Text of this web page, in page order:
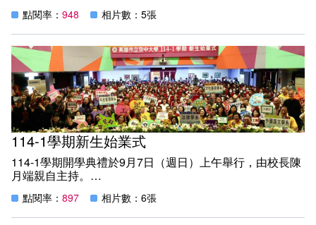
德斯基進行曲》展現亮眼實力，孩子們合奏整齊、音色明
下午的舞台屬於青春能量。小港高中熱音社、吉他社以〈床
母記號〉與〈偷偷愛〉掀起全場節奏感最強的一波，觀眾紛
紛舉起手機捕捉音浪瞬間。
今年音樂會一大亮點是校友返校獻藝。外文系歌唱冠軍、金
鐘主持人獎的傑出校友吳正鎮，以〈You Raise Me Up〉獻
唱，溫厚嗓音讓不少觀眾感動，有人形容「是今天最動人的
時刻」。接續登場的是外文系英語歌唱冠軍鄭光雄，他的歌
聲溫潤乾淨，被觀眾形容有「殷正洋、費玉清」天籟美聲，
帶來日文歌〈瀬戸の花嫁〉與〈月亮代表我的心〉，以簡潔
真摯的情感，是觀眾心中的「最溫暖時光」。知音二重唱
（大傳系校友趙梓淇與林莉）則以細膩柔和的合聲詮釋民歌
組曲，七年街頭演唱磨出的默契扣人心弦。兩人長期致力公
定，顯見本校人才輩出，獲選名單將於近日正式公告於學校
官方網站，近期並預計出版傑出校友專刊與頒獎。
傑出校友的選拔是凝聚校友間之向心力，本校希望透過傑出
校友精彩的人生奮鬥經歷，傳承學校創校理念，讓本校與校
友共同攜手擦亮高雄市立空中大學的金字招牌。
本校第七屆傑出校友名單（依候選人自我簡介順序）如下：
葉淑芬（科管系推薦）
王明宗（科管系推薦）
吳正鎮（外文系推薦）
邱建銘（法律系推薦）
江秀敏（大傳系推薦）
林登隆（文藝系推薦）
葉森陸（工商系推薦）
促進校方與學生良好的互動。
點閱率： 948 相片數：5張
114-1學期新生始業式
114-1學期開學典禮於9月7日（週日）上午舉行，由校長陳
月端親自主持。
大學系系學會、多元社團幹部舉牌熱烈歡迎新生，為招募社
員卯足全力！
點閱率： 897 相片數：6張